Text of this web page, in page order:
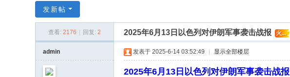
—
旅
人
发新帖
查看: 2176 回复: 2 2025年6月13日以色列对伊朗军事袭击战报 火...
admin 发表于 2025-6-14 03:52:49 显示全部楼层
2025年6月13日以色列对伊朗军事袭击战报